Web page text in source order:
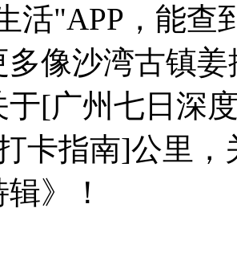
活"APP，能查
多像沙湾古镇
于[广州七日深
卡指南]公里
》！